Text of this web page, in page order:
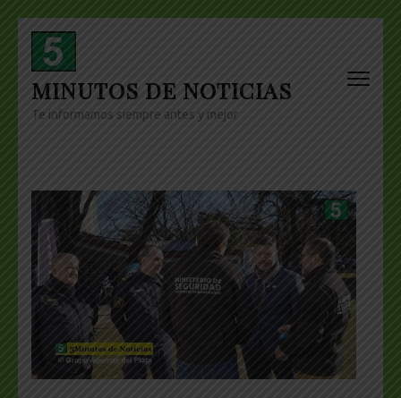
Skip
content
(Press
Enter)
MINUTOS DE NOTICIAS
Te informamos siempre antes y mejor